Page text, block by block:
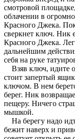
смотровой
облачении в
Красного Джека.
сверкнет ключ. Ник
Красного Джека.
дальнейшим
себя на руке
Взяв ключ, идите
стоит запертый
ключом. В нем
берег. Ник
пещеру. Ничего
мышкой.
На берегу надо
бежит наверх и